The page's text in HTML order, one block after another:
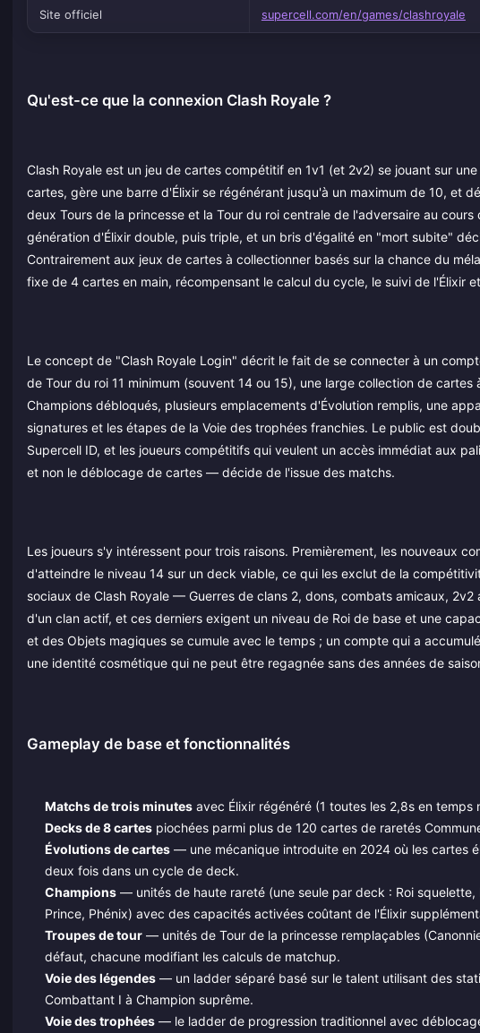
Site officiel supercell.com/en/games/clashroyale
Qu'est-ce que la connexion Clash Royale ?
Clash Royale est un jeu de cartes compétitif en 1v1 (et 2v2) se jouant sur
cartes, gère une barre d'Élixir se régénérant jusqu'à un maximum de 10, et
deux Tours de la princesse et la Tour du roi centrale de l'adversaire au
génération d'Élixir double, puis triple, et un bris d'égalité en "mort subite"
Contrairement aux jeux de cartes à collectionner basés sur la chance du
fixe de 4 cartes en main, récompensant le calcul du cycle, le suivi de l'Élixir
Le concept de "Clash Royale Login" décrit le fait de se connecter à un
de Tour du roi 11 minimum (souvent 14 ou 15), une large collection de
Champions débloqués, plusieurs emplacements d'Évolution remplis, une
signatures et les étapes de la Voie des trophées franchies. Le public est
Supercell ID, et les joueurs compétitifs qui veulent un accès immédiat aux
et non le déblocage de cartes — décide de l'issue des matchs.
Les joueurs s'y intéressent pour trois raisons. Premièrement, les nouveaux
d'atteindre le niveau 14 sur un deck viable, ce qui les exclut de la
sociaux de Clash Royale — Guerres de clans 2, dons, combats amicaux,
d'un clan actif, et ces derniers exigent un niveau de Roi de base et une
et des Objets magiques se cumule avec le temps ; un compte qui a
une identité cosmétique qui ne peut être regagnée sans des années de
Gameplay de base et fonctionnalités
Matchs de trois minutesavec Élixir régénéré (1 toutes les 2,8s en
Decks de 8 cartespiochées parmi plus de 120 cartes de raretés
Évolutions de cartes— une mécanique introduite en 2024 où les cartes
deux fois dans un cycle de deck.
Champions— unités de haute rareté (une seule par deck : Roi squelette,
Prince, Phénix) avec des capacités activées coûtant de l'Élixir
Troupes de tour— unités de Tour de la princesse remplaçables
défaut, chacune modifiant les calculs de matchup.
Voie des légendes— un ladder séparé basé sur le talent utilisant des
Combattant I à Champion suprême.
Voie des trophées— le ladder de progression traditionnel avec